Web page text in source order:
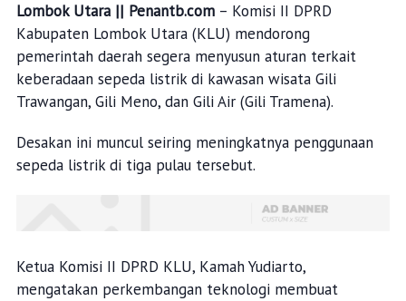
Lombok Utara || Penantb.com– Komisi II DPRD
Kabupaten Lombok Utara (KLU) mendorong
pemerintah daerah segera menyusun aturan terkait
keberadaan sepeda listrik di kawasan wisata Gili
Trawangan, Gili Meno, dan Gili Air (Gili Tramena).
Desakan ini muncul seiring meningkatnya penggunaan
sepeda listrik di tiga pulau tersebut.
Ketua Komisi II DPRD KLU, Kamah Yudiarto,
mengatakan perkembangan teknologi membuat